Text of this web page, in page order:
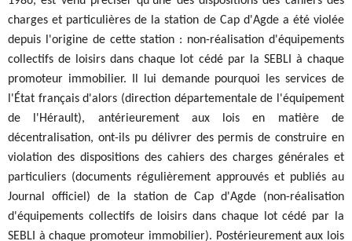
charges et particulières de la station de Cap d'Agde a été violée
depuis l'origine de cette station : non-réalisation d'équipements
collectifs de loisirs dans chaque lot cédé par la SEBLI à chaque
promoteur immobilier. Il lui demande pourquoi les services de
l'État français d'alors (direction départementale de l'équipement
de l'Hérault), antérieurement aux lois en matière de
décentralisation, ont-ils pu délivrer des permis de construire en
violation des dispositions des cahiers des charges générales et
particuliers (documents régulièrement approuvés et publiés au
Journal officiel) de la station de Cap d'Agde (non-réalisation
d'équipements collectifs de loisirs dans chaque lot cédé par la
SEBLI à chaque promoteur immobilier). Postérieurement aux lois